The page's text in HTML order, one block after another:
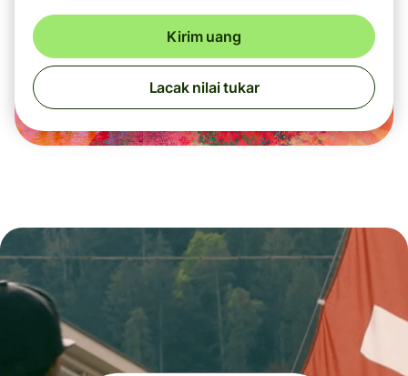
Kirim uang
Lacak nilai tukar